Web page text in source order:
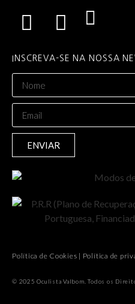
INSCREVA-SE NA NOSSA
ENVIAR
Política de Cookies | Política de
© 2025 Oculista Valbom. Todos os